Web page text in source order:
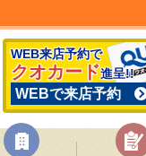
WEB来店予約で
クオカード進呈!!
WEBで来店予約